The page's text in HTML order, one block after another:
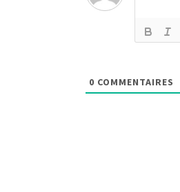
0 COMMENTAIRES